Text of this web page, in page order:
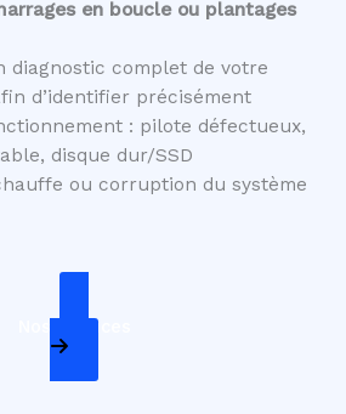
en boucle ou plantages
diagnostic complet de votre
d’identifier précisément
: pilote défectueux,
disque dur/SSD
ou corruption du système
Nos Services